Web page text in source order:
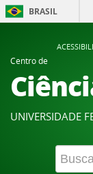
BRASIL
Centro de
UNIVERSIDADE